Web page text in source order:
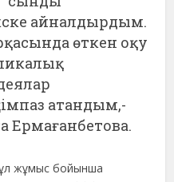
айналдырдым.
өткен оқу
атандым,-
Ермағанбетова.
бұл жұмыс бойынша